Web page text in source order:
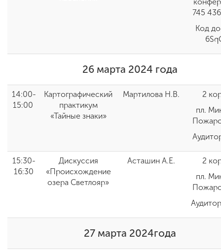
745
Код
26 марта 2024 года
14:00-
15:00
Картографический
практикум
«Тайные знаки»
Мартилова Н.В.
2
пл.
15:30-
16:30
Дискуссия
«Происхождение
озера Светлояр»
Асташин А.Е.
2
пл.
27 марта 2024года